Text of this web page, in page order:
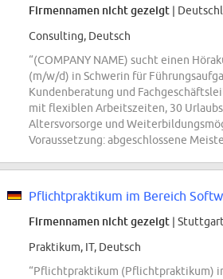
Firmennamen nicht gezeigt |
Consulting, Deutsch
“(COMPANY NAME) sucht einen
(m/w/d) in Schwerin für
Kundenberatung und
mit flexiblen Arbeitszeiten, 30
Altersvorsorge und
Voraussetzung: abgeschlossene
Firmennamen nicht gezeigt | Stuttgart
Praktikum, IT, Deutsch
“Pflichtpraktikum (Pflichtpraktikum)